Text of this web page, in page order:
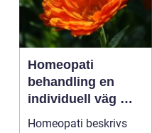
Homeopati
behandling en
individuell väg mot
bättre balans
Homeopati beskrivs